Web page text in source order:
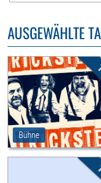
AUSGEWÄHLTE
Bühne